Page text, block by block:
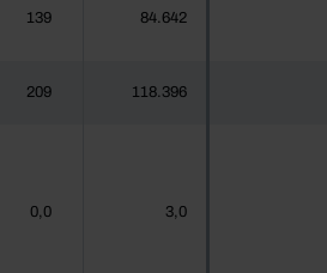
139 84.642
209 118.396
0,0 3,0